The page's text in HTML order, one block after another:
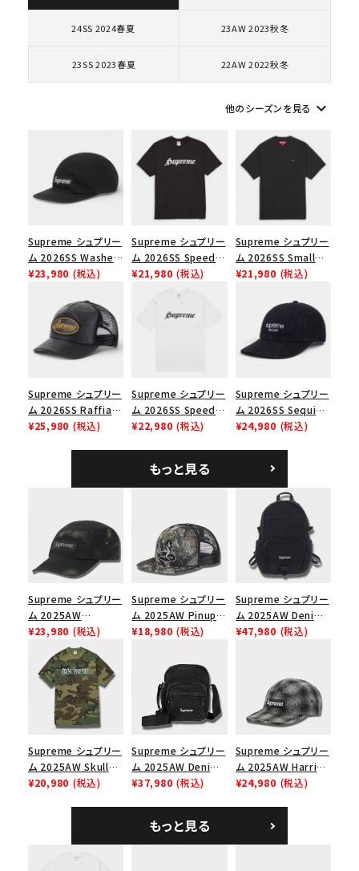
キャップ・ハット
パーカー・クルーネック
ショルダー・ウエストバッグ
ボックスロゴ ブラックスウェット
シーズンから探す
並び順
価格から探す
円 ～
在庫のない商品を表示する
絞り込んで検索する
24SS 2024春夏 23AW 2023秋冬
23SS 2023春夏 22AW 2022秋冬
他のシーズンを見る keyboard_arrow_down
Supreme シュプリー
ム 2026SS Washed
Chino Twill Camp
ノツイル キャンプキャ
ップ ブラック
¥23,980 (税込)
Supreme シュプリー
ム 2026SS Speed
Tee スピードTシャツ
¥21,980 (税込)
Supreme シュプリー
ム 2026SS Small
Box Tee スモールボ
¥21,980 (税込)
Supreme シュプリー
ム 2026SS Raffia
Mesh Back 5-Panel
¥25,980 (税込)
Supreme シュプリー
ム 2026SS Speed
Tee スピードTシャツ
¥22,980 (税込)
Supreme シュプリー
ム 2026SS Sequin
Denim Classic
シックロゴ 6パネルキ
ャップ ブラック
¥24,980 (税込)
もっと見る
Supreme シュプリー
ム 2025AW
Overdyed Camp
Cap オーバーダイド
キャンプキャップ ブ
ラック
¥23,980 (税込)
Supreme シュプリー
ム 2025AW Pinup
Mesh Back 5-Panel
ュバック 5パネルキャ
ップ トゥルーティン
バーHTC フォールカ
¥18,980 (税込)
Supreme シュプリー
ム 2025AW Denim
Backpack デニム バ
¥47,980 (税込)
Supreme シュプリー
ム 2025AW Skull
Tee スカル Tシャ
¥20,980 (税込)
Supreme シュプリー
ム 2025AW Denim
Shoulder Bag デニ
¥37,980 (税込)
Supreme シュプリー
ム 2025AW Harris
Tweed Camp Cap
¥24,980 (税込)
もっと見る